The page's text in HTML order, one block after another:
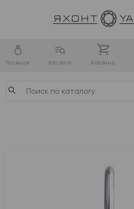
Главная Каталог Корзина